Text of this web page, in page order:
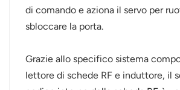
di comando e aziona il servo per
sbloccare la porta.
Grazie allo specifico sistema
lettore di schede RF e induttore, il